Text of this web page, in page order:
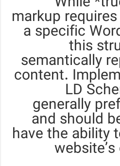
markup
a specific
this
semantically
content.
LD
generally
and should
have the ability